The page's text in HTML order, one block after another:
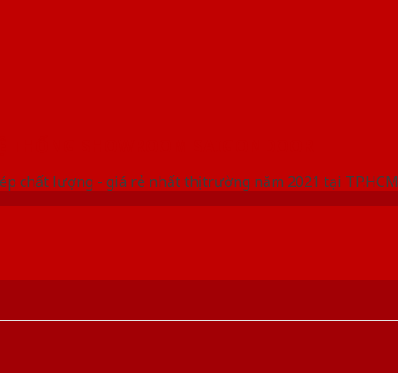
chất lượng - giá rẻ nhất thị trường năm 2021 tại TP.HCM